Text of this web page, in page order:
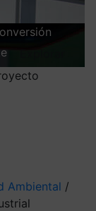
Ambiental /